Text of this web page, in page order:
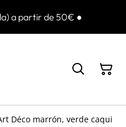
a partir de 50€ ●
Déco marrón, verde caqui